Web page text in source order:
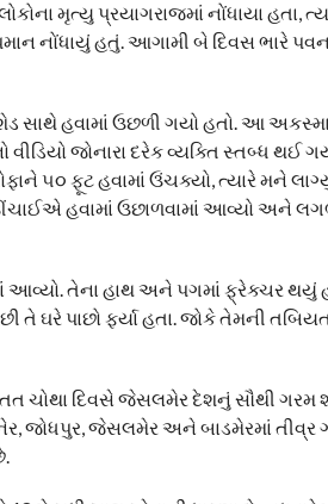
મૃત્યુ પ્રયાગરાજમાં નોંધાયા હતા,
નોંધાયું હતું. આગામી બે દિવસ ભારે
સાથે હવામાં ઉછળી ગયો હતો. આ
જોનારા દરેક વ્યક્તિ સ્તબ્ધ થઈ
૫૦ ફૂટ હવામાં ઉંચક્યો, ત્યારે મને
હવામાં ઉછાળવામાં આવ્યો અને
આવ્યો. તેના હાથ અને પગમાં ફ્રેક્ચર થયું
તે ઘરે પાછો ફર્યા હતા. જોકે તેમની
ચોથા દિવસે જેસલમેર દેશનું સૌથી ગરમ
જોધપુર, જેસલમેર અને બાડમેરમાં તીવ્ર